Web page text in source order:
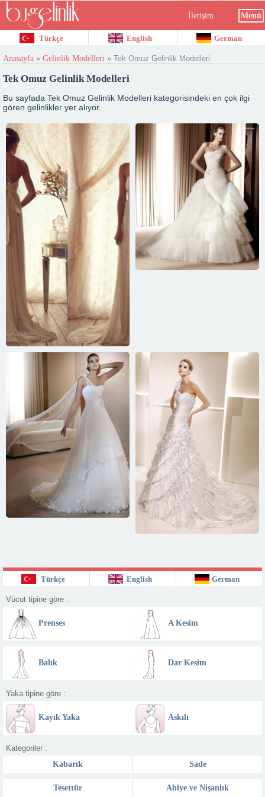
İletişim Menü
Türkçe English German
Anasayfa » Gelinlik Modelleri » Tek Omuz Gelinlik Modelleri
Tek Omuz Gelinlik Modelleri
Bu sayfada Tek Omuz Gelinlik Modelleri kategorisindeki en çok ilgi
gören gelinlikler yer alıyor.
Türkçe English German
Vücut tipine göre :
Prenses A Kesim
Balık Dar Kesim
Yaka tipine göre :
Kayık Yaka Askılı
Kategoriler :
Kabarık
Sade
Tesettür Abiye ve Nişanlık